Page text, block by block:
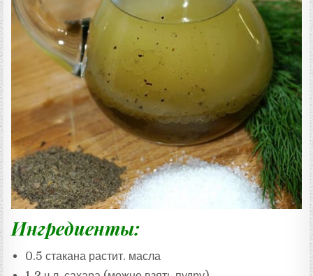
Ингредиенты:
0.5 стакана растит. масла